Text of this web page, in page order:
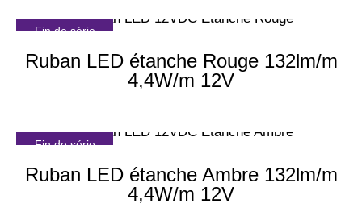
Fin de série
Ruban LED étanche Rouge 132lm/m
4,4W/m 12V
Fin de série
Ruban LED étanche Ambre 132lm/m
4,4W/m 12V